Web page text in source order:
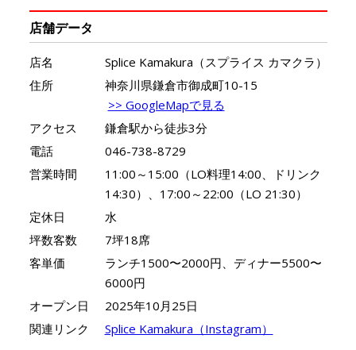
店舗データ
店名
Splice Kamakura（スプライス カマクラ）
住所
神奈川県鎌倉市御成町10-15
>> GoogleMapで見る
アクセス
鎌倉駅から徒歩3分
電話
046-738-8729
営業時間
11:00～15:00（LO料理14:00、ドリンク
14:30）、17:00～22:00（LO 21:30）
定休日
水
坪数客数
7坪18席
客単価
ランチ1500〜2000円、ディナー5500〜
6000円
オープン日
2025年10月25日
関連リンク
Splice Kamakura（Instagram）